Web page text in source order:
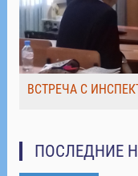
ВСТРЕЧА С
ПОСЛЕДНИЕ